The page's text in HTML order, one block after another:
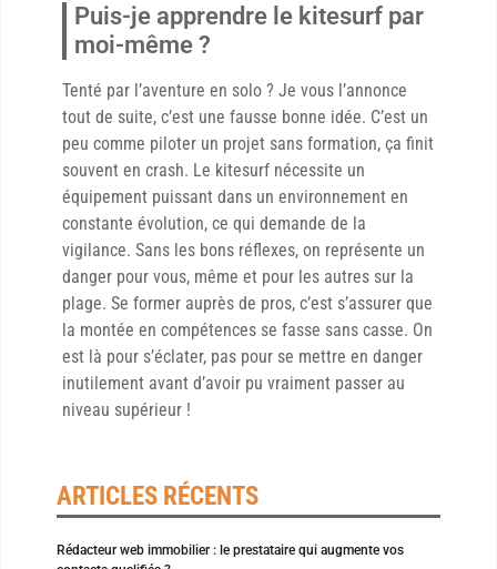
Puis-je apprendre le kitesurf par
moi-même ?
Tenté par l’aventure en solo ? Je vous l’annonce
tout de suite, c’est une fausse bonne idée. C’est un
peu comme piloter un projet sans formation, ça finit
souvent en crash. Le kitesurf nécessite un
équipement puissant dans un environnement en
constante évolution, ce qui demande de la
vigilance. Sans les bons réflexes, on représente un
danger pour vous, même et pour les autres sur la
plage. Se former auprès de pros, c’est s’assurer que
la montée en compétences se fasse sans casse. On
est là pour s’éclater, pas pour se mettre en danger
inutilement avant d’avoir pu vraiment passer au
niveau supérieur !
ARTICLES RÉCENTS
Rédacteur web immobilier : le prestataire qui augmente vos